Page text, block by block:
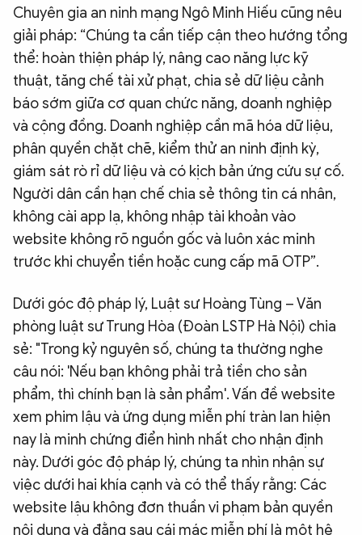
Chuyên gia an ninh mạng Ngô Minh Hiếu cũng nêu
giải pháp: “Chúng ta cần tiếp cận theo hướng tổng
thể: hoàn thiện pháp lý, nâng cao năng lực kỹ
thuật, tăng chế tài xử phạt, chia sẻ dữ liệu cảnh
báo sớm giữa cơ quan chức năng, doanh nghiệp
và cộng đồng. Doanh nghiệp cần mã hóa dữ liệu,
phân quyền chặt chẽ, kiểm thử an ninh định kỳ,
giám sát rò rỉ dữ liệu và có kịch bản ứng cứu sự cố.
Người dân cần hạn chế chia sẻ thông tin cá nhân,
không cài app lạ, không nhập tài khoản vào
website không rõ nguồn gốc và luôn xác minh
trước khi chuyển tiền hoặc cung cấp mã OTP”.
Dưới góc độ pháp lý, Luật sư Hoàng Tùng – Văn
phòng luật sư Trung Hòa (Đoàn LSTP Hà Nội) chia
sẻ: "Trong kỷ nguyên số, chúng ta thường nghe
câu nói: 'Nếu bạn không phải trả tiền cho sản
phẩm, thì chính bạn là sản phẩm'. Vấn đề website
xem phim lậu và ứng dụng miễn phí tràn lan hiện
nay là minh chứng điển hình nhất cho nhận định
này. Dưới góc độ pháp lý, chúng ta nhìn nhận sự
việc dưới hai khía cạnh và có thể thấy rằng: Các
website lậu không đơn thuần vi phạm bản quyền
nội dung và đằng sau cái mác miễn phí là một hệ